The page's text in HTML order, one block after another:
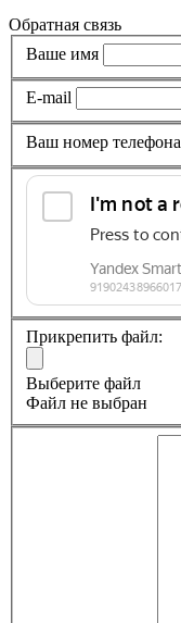
Обратная связь
Ваше имя
E-mail
Ваш номер телефона
Прикрепить файл:
Выберите файл
Файл не выбран